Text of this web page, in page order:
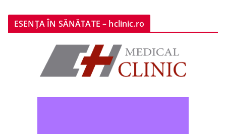
ESENȚA ÎN SĂNĂTATE – hclinic.ro